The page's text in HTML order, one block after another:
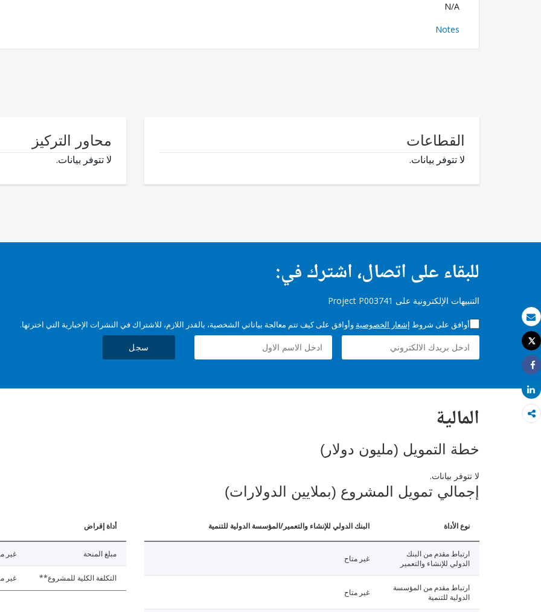
بريد الكتروني
طباعة
Tweet
Share
Share
N/A
Notes
القطاعات
لا تتوفر بيانات.
محاور التركيز
لا تتوفر بيانات.
للبقاء على اتصال، اشترك في:
التنبيهات الإلكترونية على Project P003741
أوافق على شروط إشعار الخصوصية وأوافق على كيف تتم معالجة بياناتي الشخصية، بالقدر اللازم، للاشتراك في النشرات الإخبارية التي اخترتها.
سجل
المالية
خطة التمويل (مليون دولار)
لا تتوفر بيانات.
إجمالي تمويل المشروع (بملايين الدولارات)
نوع الأداة البنك الدولي للإنشاء والتعمير/المؤسسة الدولية للتنمية
ارتباط مقدم من البنك
الدولي للإنشاء والتعمير
غير متاح
ارتباط مقدم من المؤسسة
الدولية للتنمية
غير متاح
أداة إقراض
مبلغ المنحة غير
التكلفة الكلية للمشروع** غير